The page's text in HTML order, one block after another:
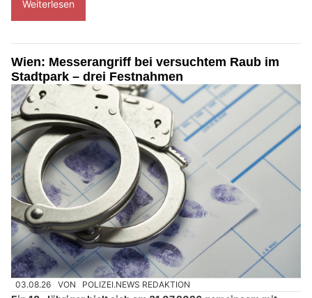
Weiterlesen
Wien: Messerangriff bei versuchtem Raub im
Stadtpark – drei Festnahmen
03.08.26 VON POLIZEI.NEWS REDAKTION